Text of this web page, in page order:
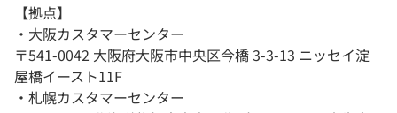
【拠点】
・大阪カスタマーセンター
〒541-0042 大阪府大阪市中央区今橋 3-3-13 ニッセイ淀
屋橋イースト11F
・札幌カスタマーセンター